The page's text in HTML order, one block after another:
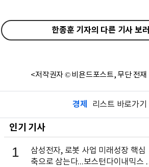
한종훈 기자의 다른 기사 보
<저작권자 © 비욘드포스트, 무단 전재
경제 리스트 바로가기
인기 기사
1
삼성전자, 로봇 사업 미래성장 핵심
축으로 삼는다...보스턴다이내믹스